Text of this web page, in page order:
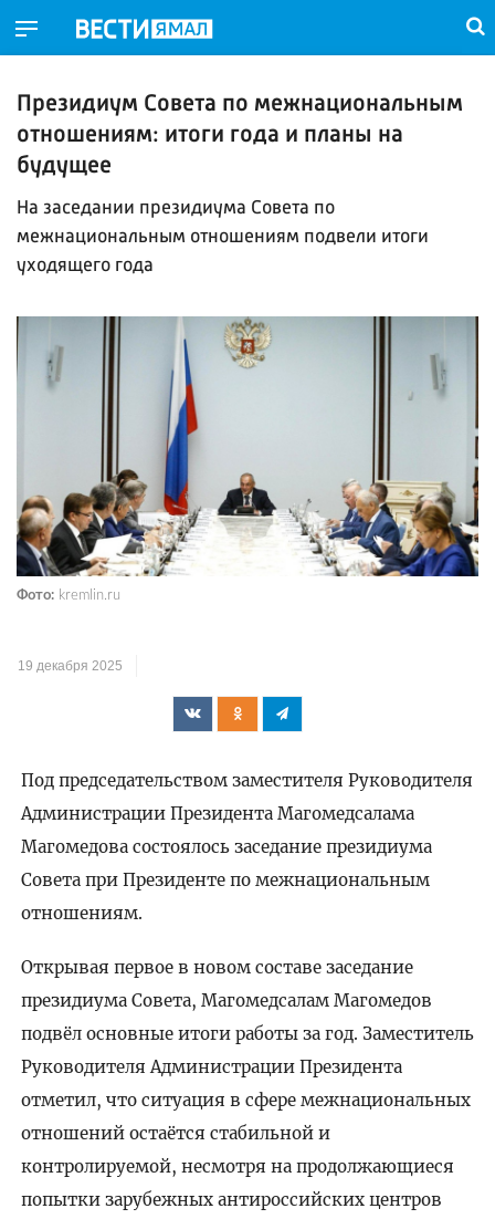
Президиум Совета по межнациональным
отношениям: итоги года и планы на
будущее
На заседании президиума Совета по
межнациональным отношениям подвели итоги
уходящего года
Фото: kremlin.ru
19 декабря 2025
Под председательством заместителя Руководителя
Администрации Президента Магомедсалама
Магомедова состоялось заседание президиума
Совета при Президенте по межнациональным
отношениям.
Открывая первое в новом составе заседание
президиума Совета, Магомедсалам Магомедов
подвёл основные итоги работы за год. Заместитель
Руководителя Администрации Президента
отметил, что ситуация в сфере межнациональных
отношений остаётся стабильной и
контролируемой, несмотря на продолжающиеся
попытки зарубежных антироссийских центров